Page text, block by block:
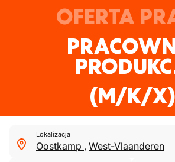
OFERTA
(M/K/X)
Lokalizacja
Oostkamp , West-Vlaanderen